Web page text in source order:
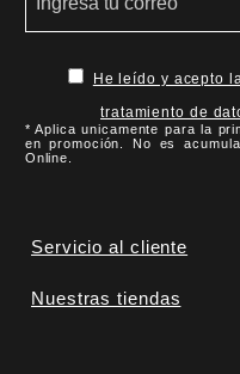
He leído y acepto
tratamiento de
* Aplica unicamente para la
en promoción. No es
Online.
Servicio al cliente
Nuestras tiendas